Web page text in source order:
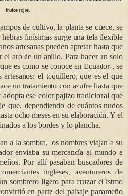
frutos rojos.
de cultivo, la planta se cuece, se
hebras finísimas surge una tela flexible
artesanas pueden apretar hasta que
el aro de un anillo. Para hacer un solo
es como se conoce en Ecuador-, se
artesanos: el toquillero, que es el que
un tratamiento con azufre hasta que
ese color pajizo tradicional que
que, dependiendo de cuántos nudos
ocho meses en su elaboración. Y el
a los bordes y lo plancha.
a la sombra, los nombres viajan a su
enviaba su mercancía al mundo a
Por allí pasaban buscadores de
ingleses, aventureros de
sombrero ligero para cruzar el istmo
en parte del paisaje panameño